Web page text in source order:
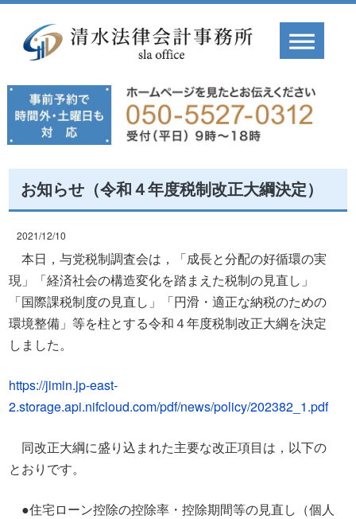
お知らせ（令和４年度税制改正大綱決定）
2021/12/10
本日，与党税制調査会は，「成長と分配の好循環の実
現」「経済社会の構造変化を踏まえた税制の見直し」
「国際課税制度の見直し」「円滑・適正な納税のための
環境整備」等を柱とする令和４年度税制改正大綱を決定
しました。
https://jimin.jp-east-
2.storage.api.nifcloud.com/pdf/news/policy/202382_1.pdf
同改正大綱に盛り込まれた主要な改正項目は，以下の
とおりです。
●住宅ローン控除の控除率・控除期間等の見直し（個人